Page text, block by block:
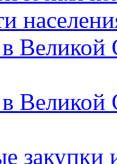
Великой
Великой
закупки